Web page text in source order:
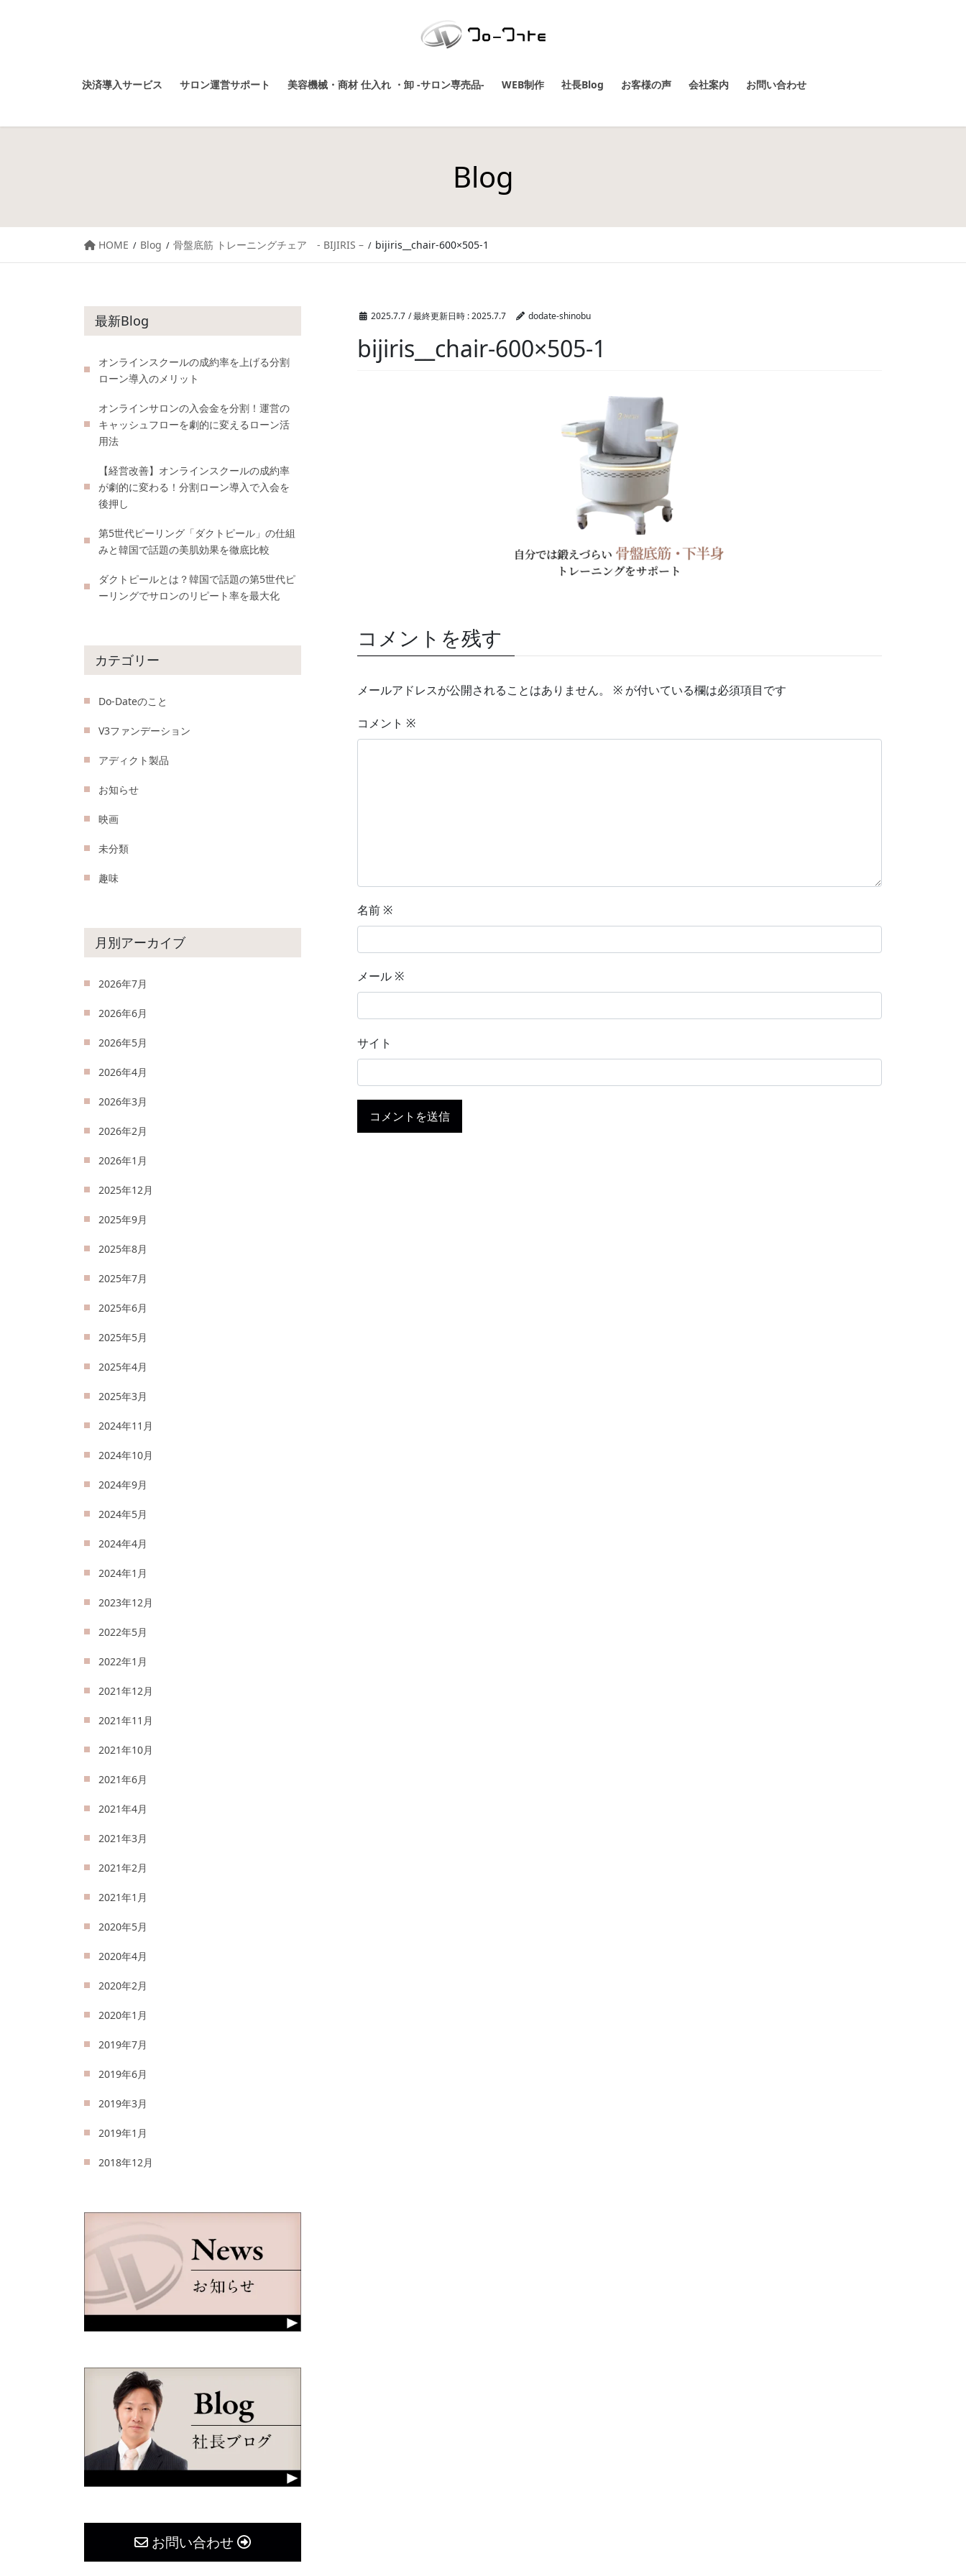
決済導入サービス サロン運営サポート 美容機械・商材 仕入れ ・卸 -サロン専売品- WEB制作 社長Blog お客様の声 会社案内 お問い合わせ
Blog
HOME Blog 骨盤底筋 トレーニングチェア - BIJIRIS – bijiris__chair-600×505-1
2025.7.7 / 最終更新日時 :2025.7.7 dodate-shinobu
bijiris__chair-600×505-1
コメントを残す
メールアドレスが公開されることはありません。 ※ が付いている欄は必須項目です
コメント ※
名前 ※
メール ※
サイト
最新Blog
オンラインスクールの成約率を上げる分割
ローン導入のメリット
オンラインサロンの入会金を分割！運営の
キャッシュフローを劇的に変えるローン活
用法
【経営改善】オンラインスクールの成約率
が劇的に変わる！分割ローン導入で入会を
後押し
第5世代ピーリング「ダクトピール」の仕組
みと韓国で話題の美肌効果を徹底比較
ダクトピールとは？韓国で話題の第5世代ピ
ーリングでサロンのリピート率を最大化
カテゴリー
Do-Dateのこと
V3ファンデーション
アディクト製品
お知らせ
映画
未分類
趣味
月別アーカイブ
2026年7月
2026年6月
2026年5月
2026年4月
2026年3月
2026年2月
2026年1月
2025年12月
2025年9月
2025年8月
2025年7月
2025年6月
2025年5月
2025年4月
2025年3月
2024年11月
2024年10月
2024年9月
2024年5月
2024年4月
2024年1月
2023年12月
2022年5月
2022年1月
2021年12月
2021年11月
2021年10月
2021年6月
2021年4月
2021年3月
2021年2月
2021年1月
2020年5月
2020年4月
2020年2月
2020年1月
2019年7月
2019年6月
2019年3月
2019年1月
2018年12月
お問い合わせ